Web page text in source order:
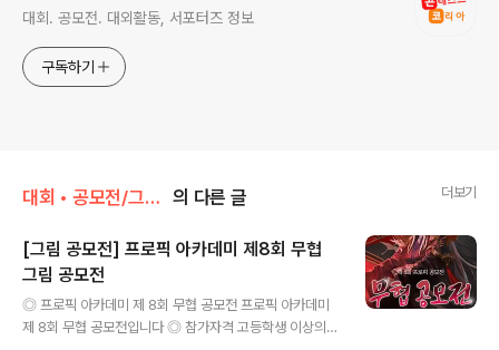
대회. 공모전. 대외활동, 서포터즈 정보
구독하기
대회 • 공모전/그림 • 미술 • 디자인 • 웹툰. 의 다른 글 더보기
[그림 공모전] 프로픽 아카데미 제8회 무협
그림 공모전
◎ 프로픽 아카데미 제 8회 무협 공모전 프로픽 아카데미
제 8회 무협 공모전입니다 ◎ 참가자격 고등학생 이상의